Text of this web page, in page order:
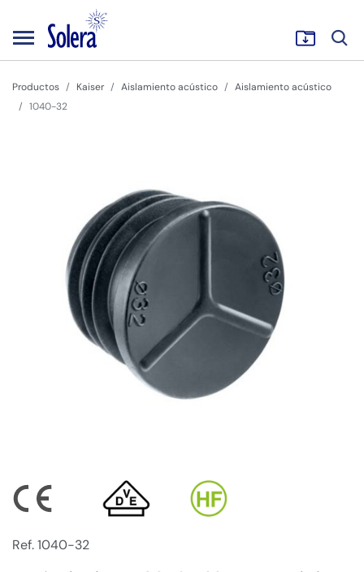
Productos Kaiser Aislamiento acústico
Aislamiento acústico
1040-32
Ref. 1040-32